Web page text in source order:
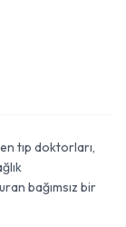
tıp doktorları,
bağımsız bir